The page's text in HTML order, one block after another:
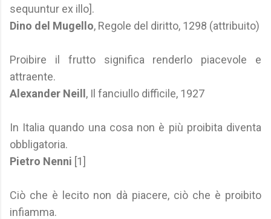
sequuntur ex illo].
Dino del Mugello, Regole del diritto, 1298 (attribuito)
Proibire il frutto significa renderlo piacevole e
attraente.
Alexander Neill , Il fanciullo difficile, 1927
In Italia quando una cosa non è più proibita diventa
obbligatoria.
Pietro Nenni [1]
Ciò che è lecito non dà piacere, ciò che è proibito
infiamma.